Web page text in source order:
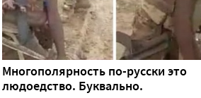
Многополярность по-русски это
людоедство. Буквально.